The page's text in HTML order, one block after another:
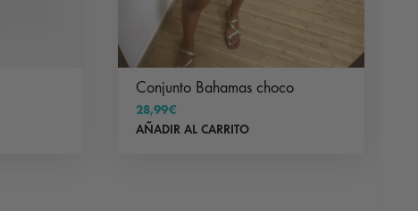
Conjunto Bahamas choco
28,99€
AÑADIR AL CARRITO